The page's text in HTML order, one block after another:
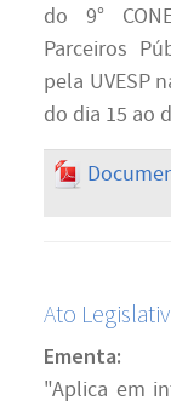
do 9°
Parceiros
pela UVESP
do dia 15 ao
Ato
Ementa:
"Aplica em